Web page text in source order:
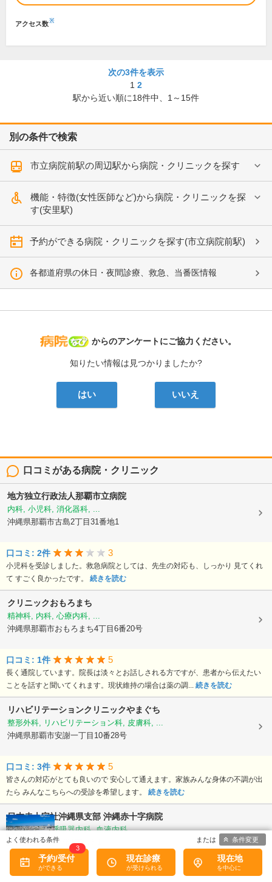
アクセス数※
次の3件を表示
1 2
駅から近い順に18件中、 1～15件
別の条件で検索
市立病院前駅の周辺駅から病院・クリニックを探す
機能・特徴(女性医師など)から病院・クリニックを探
す(安里駅)
予約ができる病院・クリニックを探す(市立病院前駅)
各都道府県の休日・夜間診療、救急、当番医情報
病院なび
からのアンケートにご協力ください。
知りたい情報は見つかりましたか?
はい いいえ
口コミがある病院・クリニック
地方独立行政法人那覇市立病院
内科, 小児科, 消化器科, ...
沖縄県那覇市古島2丁目31番地1
口コミ: 2件 3
小児科を受診しました。救急病院としては、先生の対応も、しっかり 見てくれ
て すごく良かったです。 続きを読む
クリニックおもろまち
精神科, 内科, 心療内科, ...
沖縄県那覇市おもろまち4丁目6番20号
口コミ: 1件 5
長く通院しています。院長は淡々とお話しされる方ですが、患者から伝えたい
ことを話すと聞いてくれます。現状維持の場合は薬の調... 続きを読む
リハビリテーションクリニックやまぐち
整形外科, リハビリテーション科, 皮膚科, ...
沖縄県那覇市安謝一丁目10番28号
口コミ: 3件 5
皆さんの対応がとても良いので 安心して通えます。家族みんな身体の不調が出
たら みんなこちらへの受診を希望します。 続きを読む
日本赤十字社沖縄県支部 沖縄赤十字病院
循環器内科, 呼吸器内科, 血液内科, ...
沖縄県那覇市与儀1丁目3-1
口コミ: 3件
予約/受付
3
現在診療 現在地
条件変更